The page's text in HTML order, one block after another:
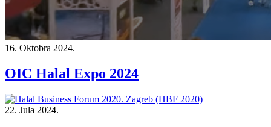
16. Oktobra 2024.
OIC Halal Expo 2024
22. Jula 2024.